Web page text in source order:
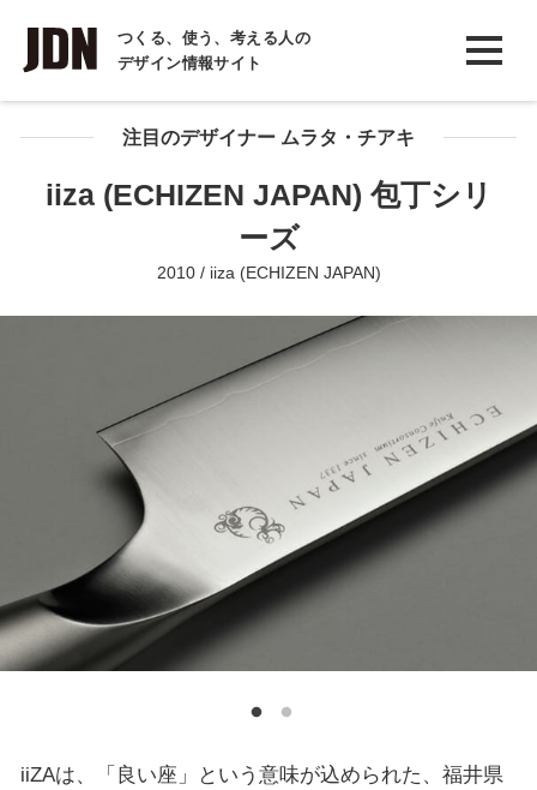
つくる、使う、考える人の
デザイン情報サイト
INTERVIEW
インタビュー
REPORT
注目のデザイナー ムラタ・チアキ
iiza (ECHIZEN JAPAN) 包丁シリ
ーズ
2010 / iiza (ECHIZEN JAPAN)
iiZAは、「良い座」という意味が込められた、福井県